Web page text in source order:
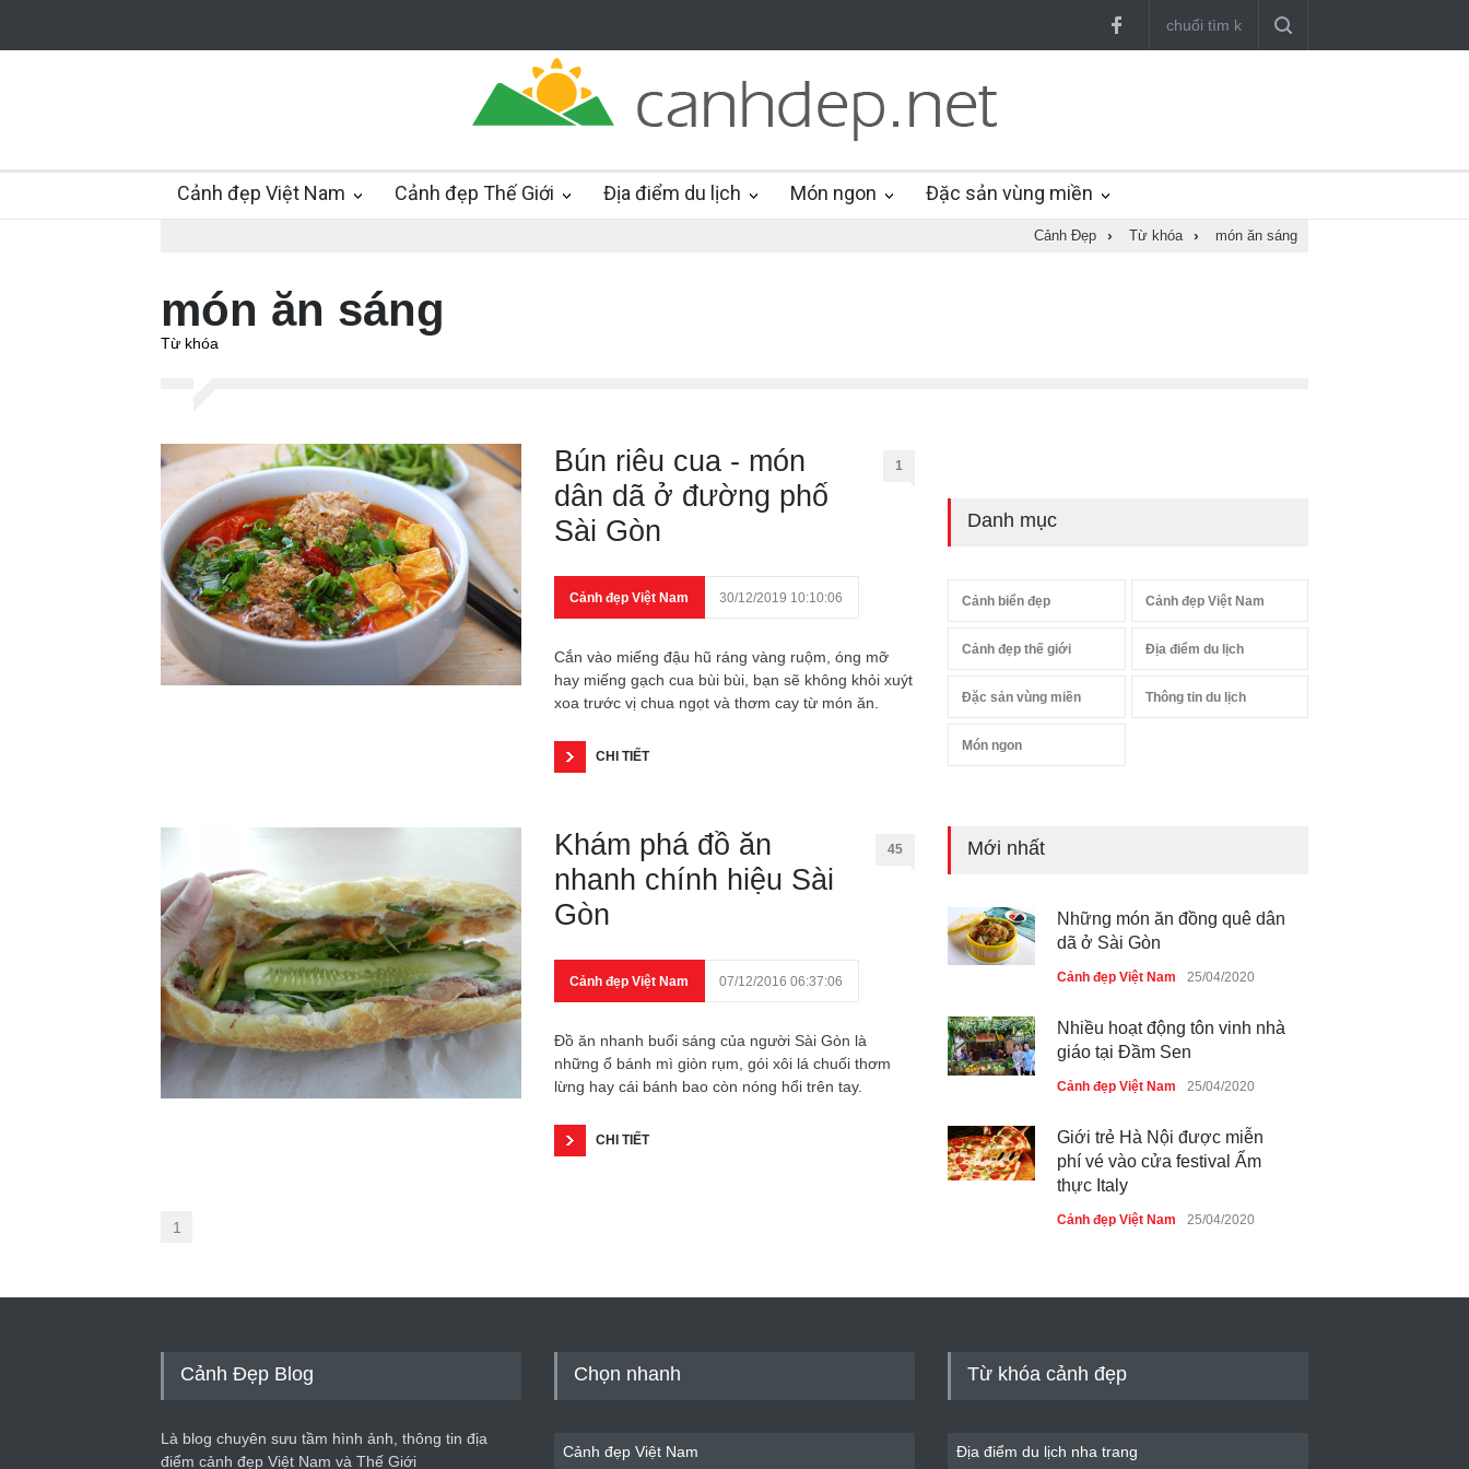
Cảnh đẹp Việt Nam Cảnh đẹp Thế Giới Địa điểm du lịch Món ngon Đặc sản vùng miền
Cảnh Đẹp › Từ khóa › món ăn sáng
món ăn sáng
Từ khóa
Bún riêu cua - món
dân dã ở đường phố
Sài Gòn
1
Cảnh đẹp Việt Nam 30/12/2019 10:10:06
Cắn vào miếng đậu hũ ráng vàng ruộm, óng mỡ
hay miếng gạch cua bùi bùi, bạn sẽ không khỏi xuýt
xoa trước vị chua ngọt và thơm cay từ món ăn.
CHI TIẾT
Khám phá đồ ăn
nhanh chính hiệu Sài
Gòn
45
Cảnh đẹp Việt Nam 07/12/2016 06:37:06
Đồ ăn nhanh buổi sáng của người Sài Gòn là
những ổ bánh mì giòn rụm, gói xôi lá chuối thơm
lừng hay cái bánh bao còn nóng hổi trên tay.
CHI TIẾT
1
Danh mục
Cảnh biển đẹp Cảnh đẹp Việt Nam
Cảnh đẹp thế giới Địa điểm du lịch
Đặc sản vùng miền Thông tin du lịch
Món ngon
Mới nhất
Những món ăn đồng quê dân
dã ở Sài Gòn
Cảnh đẹp Việt Nam 25/04/2020
Nhiều hoạt động tôn vinh nhà
giáo tại Đầm Sen
Cảnh đẹp Việt Nam 25/04/2020
Giới trẻ Hà Nội được miễn
phí vé vào cửa festival Ẩm
thực Italy
Cảnh đẹp Việt Nam 25/04/2020
bờ hồ Hà Nội
Bán đảo Sơn Trà sẽ là khu
Cảnh Đẹp Blog
Là blog chuyên sưu tầm hình ảnh, thông tin địa
điểm cảnh đẹp Việt Nam và Thế Giới
Chọn nhanh
Cảnh đẹp Việt Nam
Từ khóa cảnh đẹp
Địa điểm du lịch nha trang